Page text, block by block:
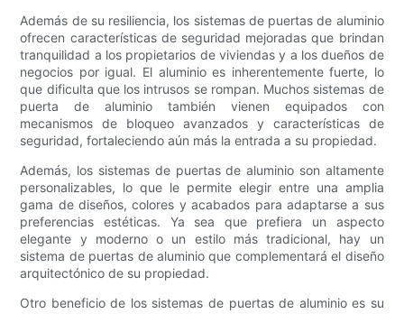
Además de su resiliencia, los sistemas de puertas de aluminio
ofrecen características de seguridad mejoradas que brindan
tranquilidad a los propietarios de viviendas y a los dueños de
negocios por igual. El aluminio es inherentemente fuerte, lo
que dificulta que los intrusos se rompan. Muchos sistemas de
puerta de aluminio también vienen equipados con
mecanismos de bloqueo avanzados y características de
seguridad, fortaleciendo aún más la entrada a su propiedad.
Además, los sistemas de puertas de aluminio son altamente
personalizables, lo que le permite elegir entre una amplia
gama de diseños, colores y acabados para adaptarse a sus
preferencias estéticas. Ya sea que prefiera un aspecto
elegante y moderno o un estilo más tradicional, hay un
sistema de puertas de aluminio que complementará el diseño
arquitectónico de su propiedad.
Otro beneficio de los sistemas de puertas de aluminio es su